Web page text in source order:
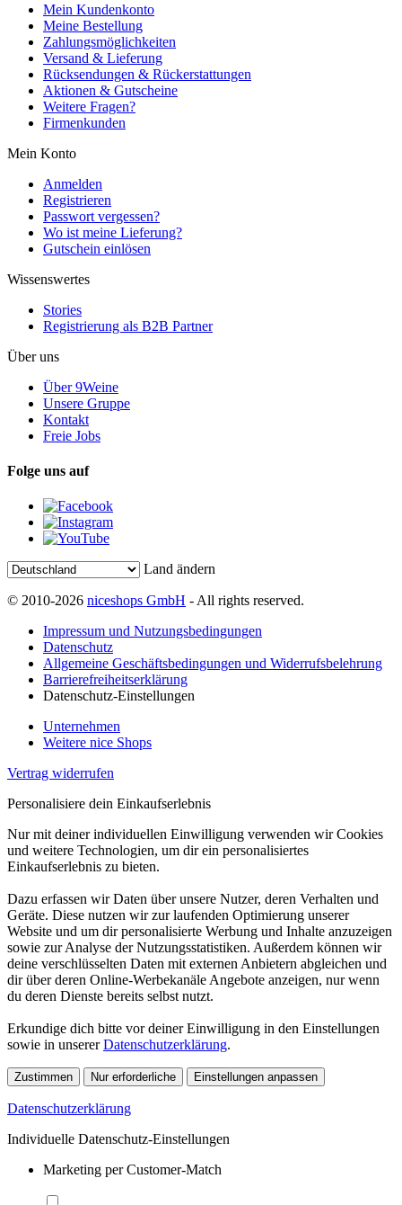
Mein Kundenkonto
Meine Bestellung
Zahlungsmöglichkeiten
Versand & Lieferung
Rücksendungen & Rückerstattungen
Aktionen & Gutscheine
Weitere Fragen?
Firmenkunden
Mein Konto
Anmelden
Registrieren
Passwort vergessen?
Wo ist meine Lieferung?
Gutschein einlösen
Wissenswertes
Stories
Registrierung als B2B Partner
Über uns
Über 9Weine
Unsere Gruppe
Kontakt
Freie Jobs
Folge uns auf
Land ändern
© 2010-2026 niceshops GmbH - All rights reserved.
Impressum und Nutzungsbedingungen
Datenschutz
Allgemeine Geschäftsbedingungen und Widerrufsbelehrung
Barrierefreiheitserklärung
Datenschutz-Einstellungen
Unternehmen
Weitere nice Shops
Vertrag widerrufen
Personalisiere dein Einkaufserlebnis
Nur mit deiner individuellen Einwilligung verwenden wir Cookies
und weitere Technologien, um dir ein personalisiertes
Einkaufserlebnis zu bieten.
Dazu erfassen wir Daten über unsere Nutzer, deren Verhalten und
Geräte. Diese nutzen wir zur laufenden Optimierung unserer
Website und um dir personalisierte Werbung und Inhalte anzuzeigen
sowie zur Analyse der Nutzungsstatistiken. Außerdem können wir
deine verschlüsselten Daten mit externen Anbietern abgleichen und
dir über deren Online-Werbekanäle Angebote anzeigen, nur wenn
du deren Dienste bereits selbst nutzt.
Erkundige dich bitte vor deiner Einwilligung in den Einstellungen
sowie in unsererDatenschutzerklärung.
Zustimmen Nur erforderliche Einstellungen anpassen
Datenschutzerklärung
Individuelle Datenschutz-Einstellungen
Marketing per Customer-Match